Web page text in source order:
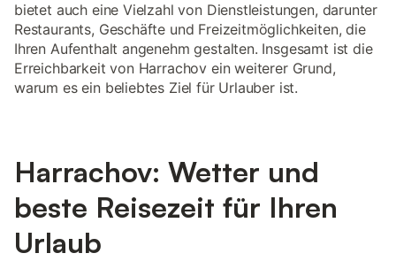
bietet auch eine Vielzahl von Dienstleistungen, darunter
Restaurants, Geschäfte und Freizeitmöglichkeiten, die
Ihren Aufenthalt angenehm gestalten. Insgesamt ist die
Erreichbarkeit von Harrachov ein weiterer Grund,
warum es ein beliebtes Ziel für Urlauber ist.
Harrachov: Wetter und
beste Reisezeit für Ihren
Urlaub